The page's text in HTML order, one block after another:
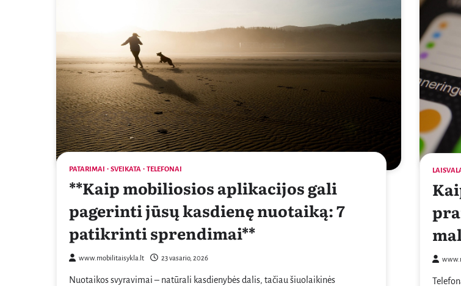
PATARIMAI SVEIKATA TELEFONAI
**Kaip mobiliosios aplikacijos gali
pagerinti jūsų kasdienę nuotaiką: 7
patikrinti sprendimai**
www.mobilitaisykla.lt 23 vasario, 2026
Nuotaikos svyravimai – natūrali kasdienybės dalis, tačiau šiuolaikinės